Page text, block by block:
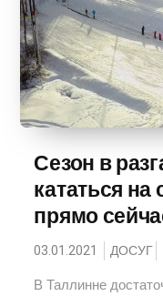
Сезон в
кататься
прямо
03.01.2021 ДОСУГ
В Таллинне